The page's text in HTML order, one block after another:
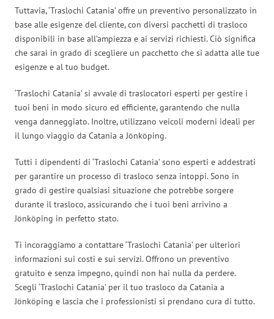
Tuttavia, ‘Traslochi Catania’ offre un preventivo personalizzato in
base alle esigenze del cliente, con diversi pacchetti di trasloco
disponibili in base all’ampiezza e ai servizi richiesti. Ciò significa
che sarai in grado di scegliere un pacchetto che si adatta alle tue
esigenze e al tuo budget.
‘Traslochi Catania’ si avvale di traslocatori esperti per gestire i
tuoi beni in modo sicuro ed efficiente, garantendo che nulla
venga danneggiato. Inoltre, utilizzano veicoli moderni ideali per
il lungo viaggio da Catania a Jönköping.
Tutti i dipendenti di ‘Traslochi Catania’ sono esperti e addestrati
per garantire un processo di trasloco senza intoppi. Sono in
grado di gestire qualsiasi situazione che potrebbe sorgere
durante il trasloco, assicurando che i tuoi beni arrivino a
Jönköping in perfetto stato.
Ti incoraggiamo a contattare ‘Traslochi Catania’ per ulteriori
informazioni sui costi e sui servizi. Offrono un preventivo
gratuito e senza impegno, quindi non hai nulla da perdere.
Scegli ‘Traslochi Catania’ per il tuo trasloco da Catania a
Jönköping e lascia che i professionisti si prendano cura di tutto.